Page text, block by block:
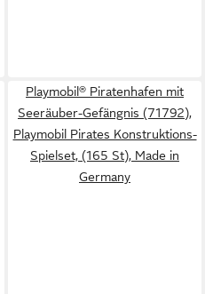
Playmobil® Piratenhafen mit
Seeräuber-Gefängnis (71792),
Playmobil Pirates Konstruktions-
Spielset, (165 St), Made in
Germany